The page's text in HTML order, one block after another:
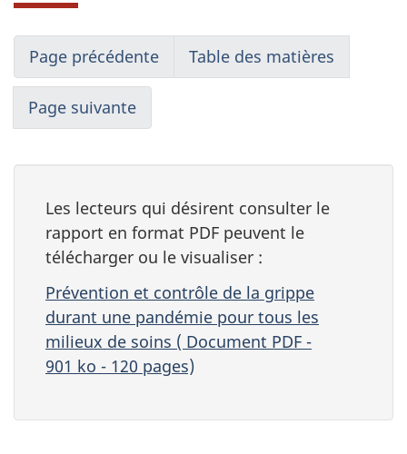
Page précédente Table des matières
Page suivante
Les lecteurs qui désirent consulter le
rapport en format PDF peuvent le
télécharger ou le visualiser :
Prévention et contrôle de la grippe
durant une pandémie pour tous les
milieux de soins ( Document PDF -
901 ko - 120 pages)